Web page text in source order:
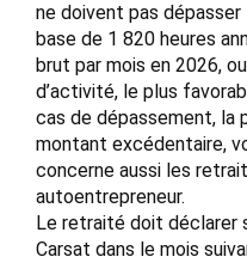
ne doivent pas
base de 1 820 heures
brut par mois en 2026,
d’activité, le plus
cas de dépassement, la
montant excédentaire,
concerne aussi les
autoentrepreneur.
Le retraité doit déclarer
Carsat dans le mois